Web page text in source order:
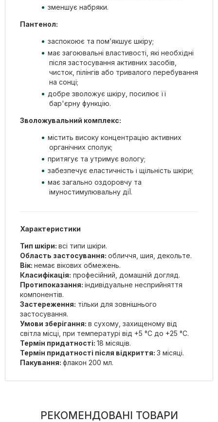
зменшує набряки.
Пантенол:
заспокоює та пом’якшує шкіру;
має загоювальні властивості, які необхідні
після застосування активних засобів,
чисток, пілінгів або тривалого перебування
на сонці;
добре зволожує шкіру, посилює її
бар'єрну функцію.
Зволожувальний комплекс:
містить високу концентрацію активних
органічних сполук;
притягує та утримує вологу;
забезпечує еластичність і щільність шкіри;
має загально оздоровчу та
імуностимулювальну діЇ.
Характеристики
Тип шкіри: всі типи шкіри.
Область застосування: обличчя, шия, декольте.
Вік: немає вікових обмежень.
Класифікація: професійний, домашній догляд.
Протипоказання: індивідуальне несприйняття
компонентів.
Застереження: тільки для зовнішнього
застосування.
Умови зберігання: в сухому, захищеному від
світла місці, при температурі від +5 °С до +25 °С.
Термін придатності: 18 місяців.
Термін придатності після відкриття: 3 місяці.
Пакування: флакон 200 мл.
РЕКОМЕНДОВАНІ ТОВАРИ